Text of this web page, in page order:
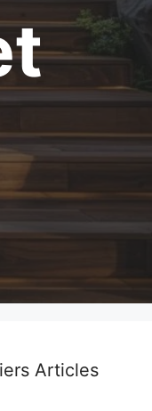
Articles